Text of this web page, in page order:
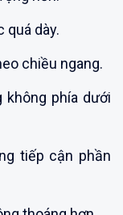
quá dày.
chiều ngang.
không phía dưới
tiếp cận phần